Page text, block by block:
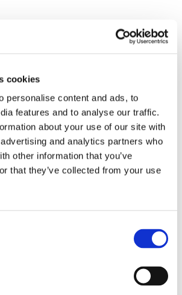
cookies
personalise content and ads, to
features and to analyse our traffic.
about your use of our site with
and analytics partners who
other information that you’ve
that they’ve collected from your use
rådgiver Urban Partners
rådgiver Everdan Group
rådgiver Brødrene A. & O.